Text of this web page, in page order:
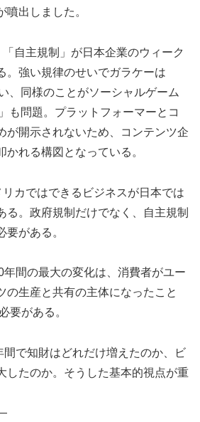
出しました。
自主規制」が日本企業のウィーク
。強い規律のせいでガラケーは
、同様のことがソーシャルゲーム
も問題。プラットフォーマーとコ
が開示されないため、コンテンツ企
れる構図となっている。
カではできるビジネスが日本では
る。政府規制だけでなく、自主規制
要がある。
間の最大の変化は、消費者がユー
の生産と共有の主体になったこと
要がある。
で知財はどれだけ増えたのか、ビ
したのか。そうした基本的視点が重